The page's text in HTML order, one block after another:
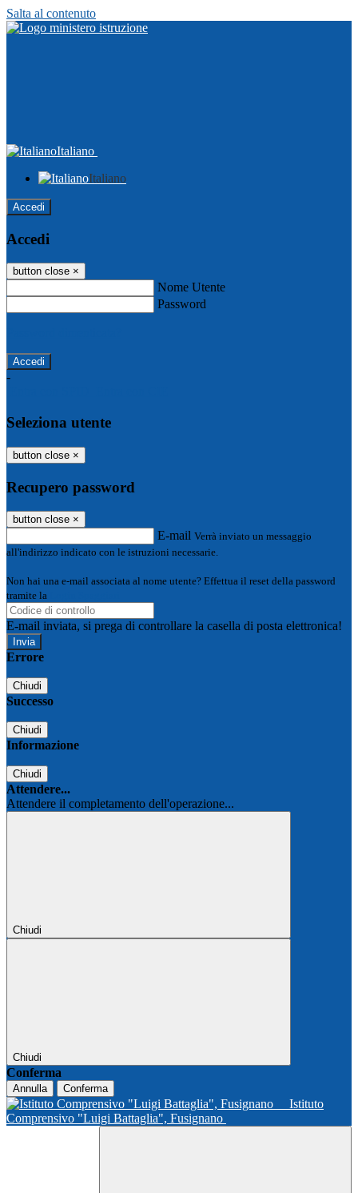
Salta al contenuto
Italiano
Italiano
Accedi
Accedi
button close ×
Nome Utente
Password
-
Seleziona utente
button close ×
Recupero password
button close ×
E-mail Verrà inviato un messaggio
all'indirizzo indicato con le istruzioni necessarie.
Non hai una e-mail associata al nome utente? Effettua il reset della password
tramite la
E-mail inviata, si prega di controllare la casella di posta elettronica!
Errore
Chiudi
Successo
Chiudi
Informazione
Chiudi
Attendere...
Attendere il completamento dell'operazione...
Chiudi
Chiudi
Conferma
Annulla Conferma
Istituto
Comprensivo "Luigi Battaglia", Fusignano